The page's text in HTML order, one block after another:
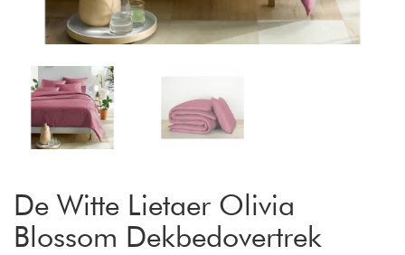
De Witte Lietaer Olivia
Blossom Dekbedovertrek